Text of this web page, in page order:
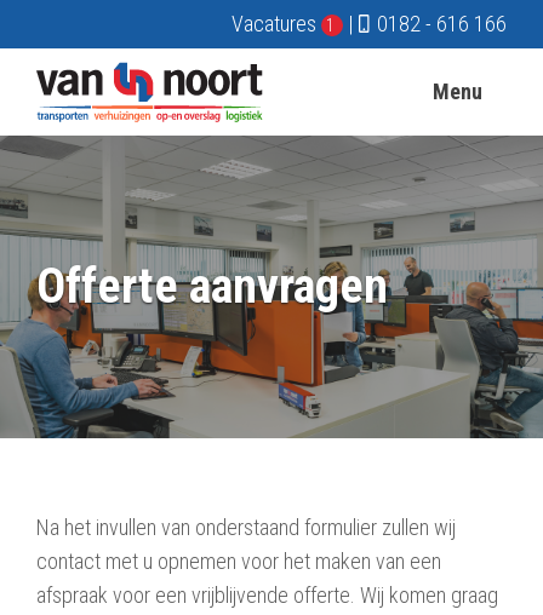
Vacatures 1 | 0182 - 616 166
Menu
Offerte aanvragen
Na het invullen van onderstaand formulier zullen wij
contact met u opnemen voor het maken van een
afspraak voor een vrijblijvende offerte. Wij komen graag